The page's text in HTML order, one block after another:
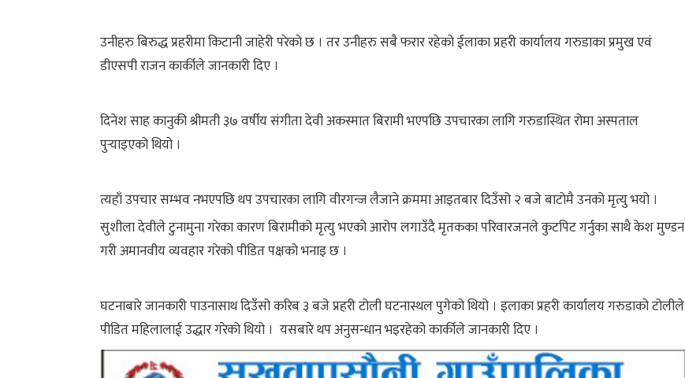
उनीहरु बिरुद्ध प्रहरीमा किटानी जाहेरी परेको छ । तर उनीहरु सबै फरार रहेको ईलाका प्रहरी कार्यालय गरुडाका प्रमुख एवं
डीएसपी राजन कार्कीले जानकारी दिए ।
दिनेश साह कानुकी श्रीमती ३७ वर्षीय संगीता देवी अकस्मात बिरामी भएपछि उपचारका लागि गरुडास्थित रोमा अस्पताल
पुर्‍याइएको थियो ।
त्यहाँ उपचार सम्भव नभएपछि थप उपचारका लागि वीरगन्ज लैजाने क्रममा आइतबार दिउँसो २ बजे बाटोमै उनको मृत्यु भयो ।
सुशीला देवीले टुनामुना गरेका कारण बिरामीको मृत्यु भएको आरोप लगाउँदै मृतकका परिवारजनले कुटपिट गर्नुका साथै केश मुण्डन
गरी अमानवीय व्यवहार गरेको पीडित पक्षको भनाइ छ ।
घटनाबारे जानकारी पाउनासाथ दिउँसो करिब ३ बजे प्रहरी टोली घटनास्थल पुगेको थियो । इलाका प्रहरी कार्यालय गरुडाको टोलीले
पीडित महिलालाई उद्धार गरेको थियो । यसबारे थप अनुसन्धान भइरहेको कार्कीले जानकारी दिए ।